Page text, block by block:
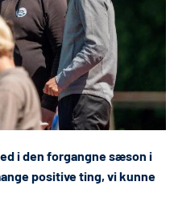
i den forgangne sæson i
positive ting, vi kunne